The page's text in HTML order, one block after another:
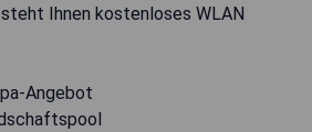
Ihnen kostenloses WLAN
Angebot